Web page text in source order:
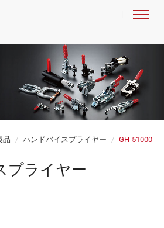
品 ハンドバイスプライヤー GH-51000
プライヤー